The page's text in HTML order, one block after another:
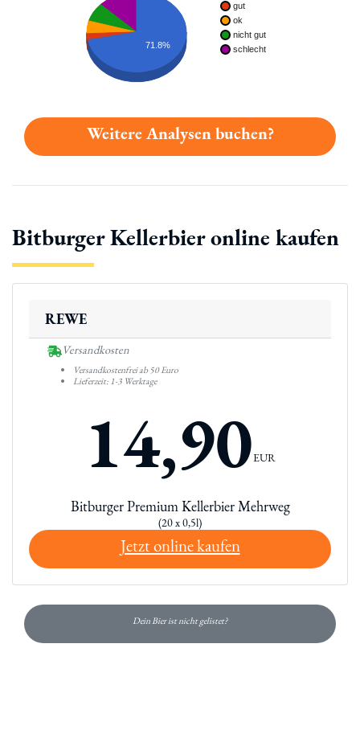
gut
ok
nicht gut
schlecht
71.8%
Weitere Analysen buchen?
Bitburger Kellerbier online kaufen
REWE
Versandkosten
Versandkostenfrei ab 50 Euro
Lieferzeit: 1-3 Werktage
14,90EUR
Bitburger Premium Kellerbier Mehrweg
(20 x 0,5l)
Jetzt online kaufen
Dein Bier ist nicht gelistet?